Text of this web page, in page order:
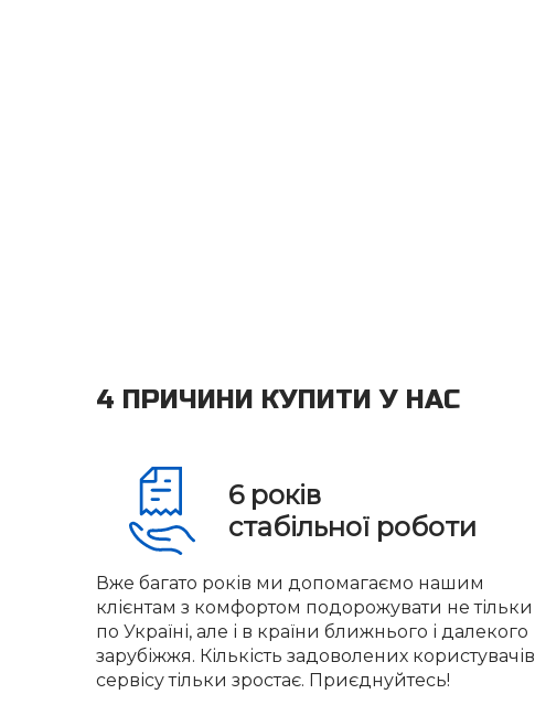
4 ПРИЧИНИ КУПИТИ У НАС
6 років
стабільної роботи
Вже багато років ми допомагаємо нашим
клієнтам з комфортом подорожувати не тільки
по Україні, але і в країни ближнього і далекого
зарубіжжя. Кількість задоволених користувачів
сервісу тільки зростає. Приєднуйтесь!